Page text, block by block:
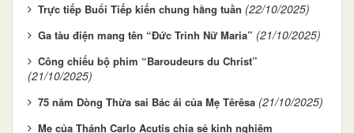
Trực tiếp Buổi Tiếp kiến chung hằng tuần (22/10/2025)
Ga tàu điện mang tên “Đức Trinh Nữ Maria” (21/10/2025)
Công chiếu bộ phim “Baroudeurs du Christ”
(21/10/2025)
75 năm Dòng Thừa sai Bác ái của Mẹ Têrêsa (21/10/2025)
Mẹ của Thánh Carlo Acutis chia sẻ kinh nghiệm